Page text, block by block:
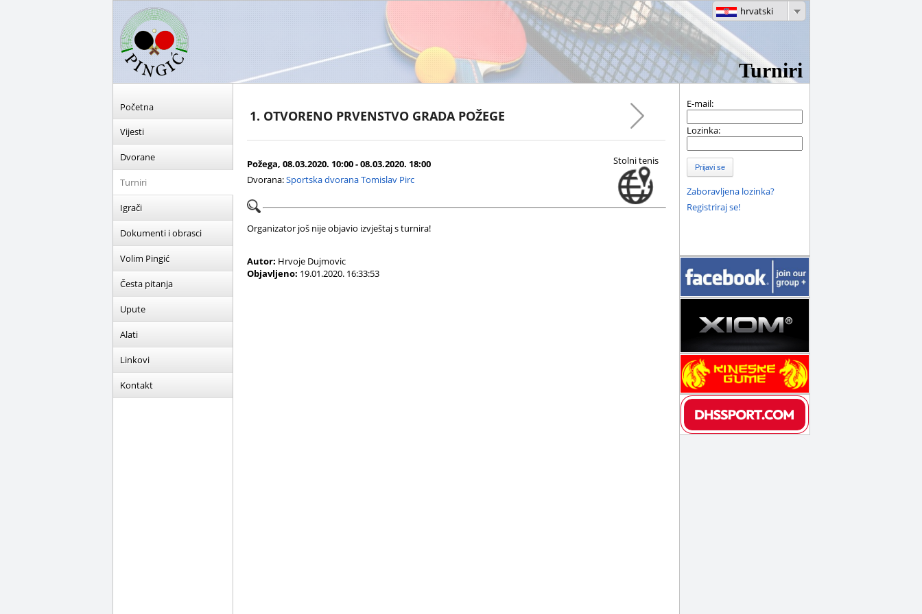
Turniri
hrvatski
Početna
Vijesti
Dvorane
Turniri
Igrači
Dokumenti i obrasci
Volim Pingić
Česta pitanja
Upute
Alati
Linkovi
Kontakt
1. OTVORENO PRVENSTVO GRADA POŽEGE
Požega, 08.03.2020. 10:00 - 08.03.2020. 18:00
Dvorana:Sportska dvorana Tomislav Pirc
Stolni tenis
Organizator još nije objavio izvještaj s turnira!
Autor: Hrvoje Dujmovic
Objavljeno: 19.01.2020. 16:33:53
E-mail:
Lozinka:
Prijavi se
Zaboravljena lozinka?
Registriraj se!